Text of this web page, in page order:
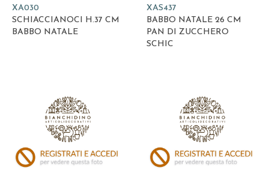
XA030
SCHIACCIANOCI H.37 CM
BABBO NATALE
XAS437
BABBO NATALE 26 CM
PAN DI ZUCCHERO
SCHIC